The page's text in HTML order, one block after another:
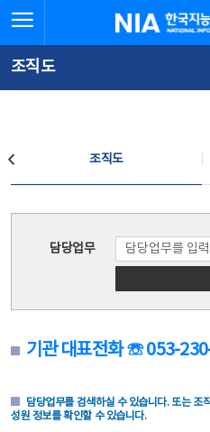
문
로
가
체
뉴
바
가
한국지능정보사회
조직도
조직도
담당업무
기관 대표전화 ☏ 053-
담당업무를 검색하실 수 있습니다. 또는 조
성원 정보를 확인할 수 있습니다.